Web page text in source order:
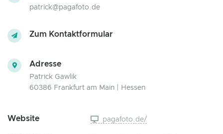
patrick@pagafoto.de
Zum Kontaktformular
Adresse
Patrick Gawlik
60386 Frankfurt am Main | Hessen
Website pagafoto.de/